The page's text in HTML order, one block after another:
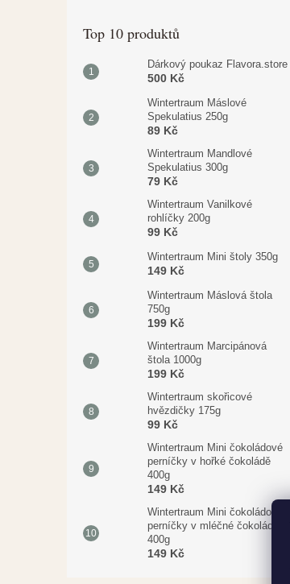
Top 10 produktů
Dárkový poukaz Flavora.store
500 Kč
Wintertraum Máslové
Spekulatius 250g
89 Kč
Wintertraum Mandlové
Spekulatius 300g
79 Kč
Wintertraum Vanilkové
rohlíčky 200g
99 Kč
Wintertraum Mini štoly 350g
149 Kč
Wintertraum Máslová štola
750g
199 Kč
Wintertraum Marcipánová
štola 1000g
199 Kč
Wintertraum skořicové
hvězdičky 175g
99 Kč
Wintertraum Mini čokoládové
perníčky v hořké čokoládě
400g
149 Kč
Wintertraum Mini čokoládové
perníčky v mléčné čokoládě
400g
149 Kč